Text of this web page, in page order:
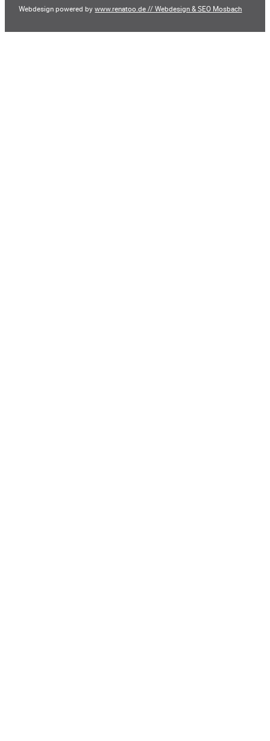
Webdesign powered bywww.renatoo.de // Webdesign & SEO Mosbach